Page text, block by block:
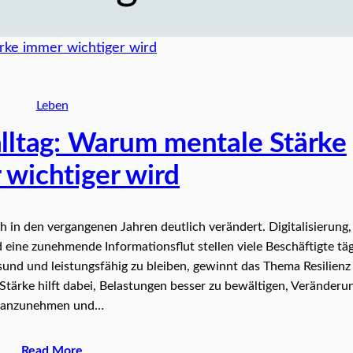
Leben
Warum mentale Stärke
wichtiger wird
in den vergangenen Jahren deutlich verändert. Digitalisierung,
zunehmende Informationsflut stellen viele Beschäftigte
und leistungsfähig zu bleiben, gewinnt das Thema Resilienz
hilft dabei, Belastungen besser zu bewältigen,
anzunehmen und…